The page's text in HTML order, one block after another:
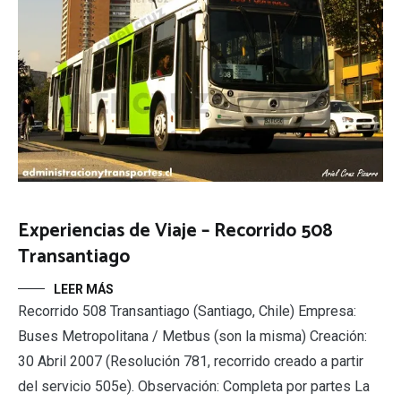
Experiencias de Viaje – Recorrido 508
Transantiago
LEER MÁS
Recorrido 508 Transantiago (Santiago, Chile) Empresa:
Buses Metropolitana / Metbus (son la misma) Creación:
30 Abril 2007 (Resolución 781, recorrido creado a partir
del servicio 505e). Observación: Completa por partes La